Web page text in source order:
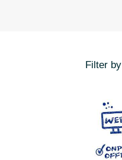
Filter by